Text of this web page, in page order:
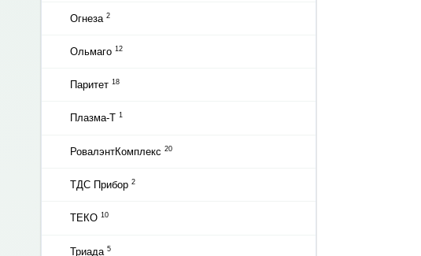
Огнеза 2
Ольмаго 12
Паритет 18
Плазма-Т 1
РовалэнтКомплекс 20
ТДС Прибор 2
ТЕКО 10
Триада 5